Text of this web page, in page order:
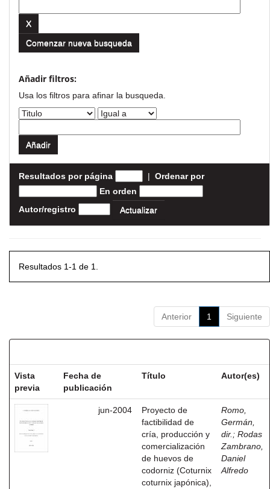
Comenzar nueva busqueda
Añadir filtros:
Usa los filtros para afinar la busqueda.
Resultados por página | Ordenar por
En orden
Autor/registro
Resultados 1-1 de 1.
Anterior 1 Siguiente
Vista
previa
Fecha de
publicación
Título Autor(es)
jun-2004
Proyecto de
factibilidad de
cría, producción y
comercialización
de huevos de
codorniz (Coturnix
coturnix japónica),
Romo,
Germán,
dir. ; Rodas
Zambrano,
Daniel
Alfredo